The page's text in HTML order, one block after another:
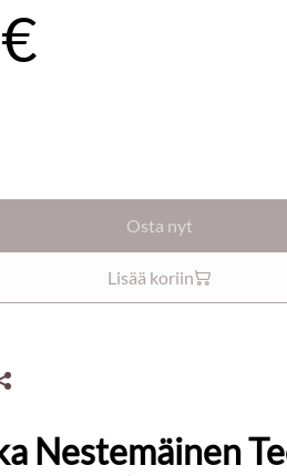
Osta nyt
Lisää koriin
Nestemäinen